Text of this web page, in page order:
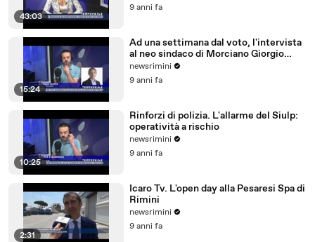
43:03
9 anni fa
15:24
Ad una settimana dal voto, l'intervista
al neo sindaco di Morciano Giorgio
Ciotti
newsrimini
9 anni fa
10:25
Rinforzi di polizia. L'allarme del Siulp:
operatività a rischio
newsrimini
9 anni fa
2:31
Icaro Tv. L'open day alla Pesaresi Spa di
Rimini
newsrimini
9 anni fa